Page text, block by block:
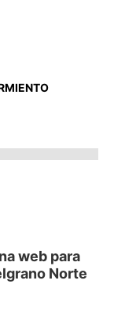
web para
Norte